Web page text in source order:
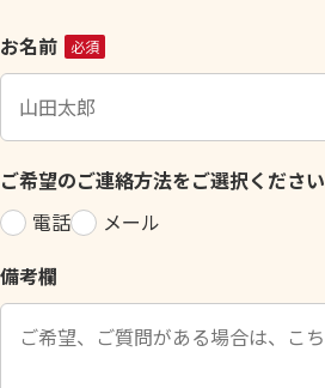
こ
の
ィ
ー
ル
ド
空
の
お名前 必須
ご希望のご連絡方法をご選択ください
電話
メール
備考欄